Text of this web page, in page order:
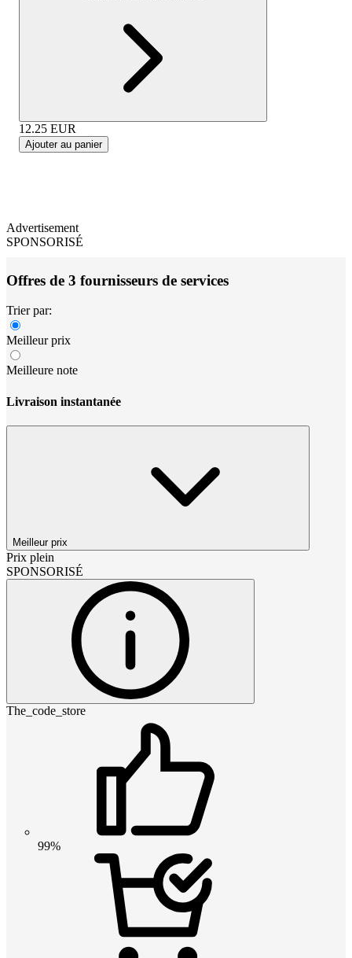
12.25 EUR
Ajouter au panier
Advertisement
SPONSORISÉ
Offres de 3 fournisseurs de services
Trier par:
Meilleur prix
Meilleure note
Livraison instantanée
Meilleur prix
Prix plein
SPONSORISÉ
The_code_store
99%